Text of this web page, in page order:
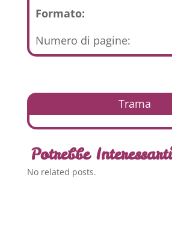
Formato:
Numero di pagine:
Trama
Potrebbe
No related posts.